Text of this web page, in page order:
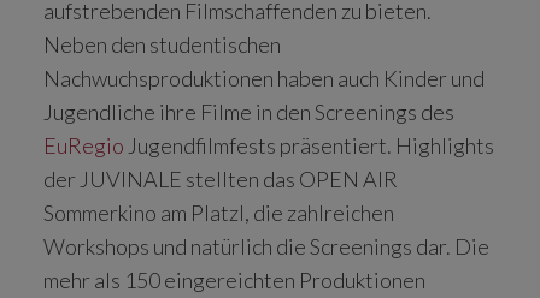
aufstrebenden Filmschaffenden zu bieten.
Neben den studentischen
Nachwuchsproduktionen haben auch Kinder und
Jugendliche ihre Filme in den Screenings des
EuRegio Jugendfilmfests präsentiert. Highlights
der JUVINALE stellten das OPEN AIR
Sommerkino am Platzl, die zahlreichen
Workshops und natürlich die Screenings dar. Die
mehr als 150 eingereichten Produktionen